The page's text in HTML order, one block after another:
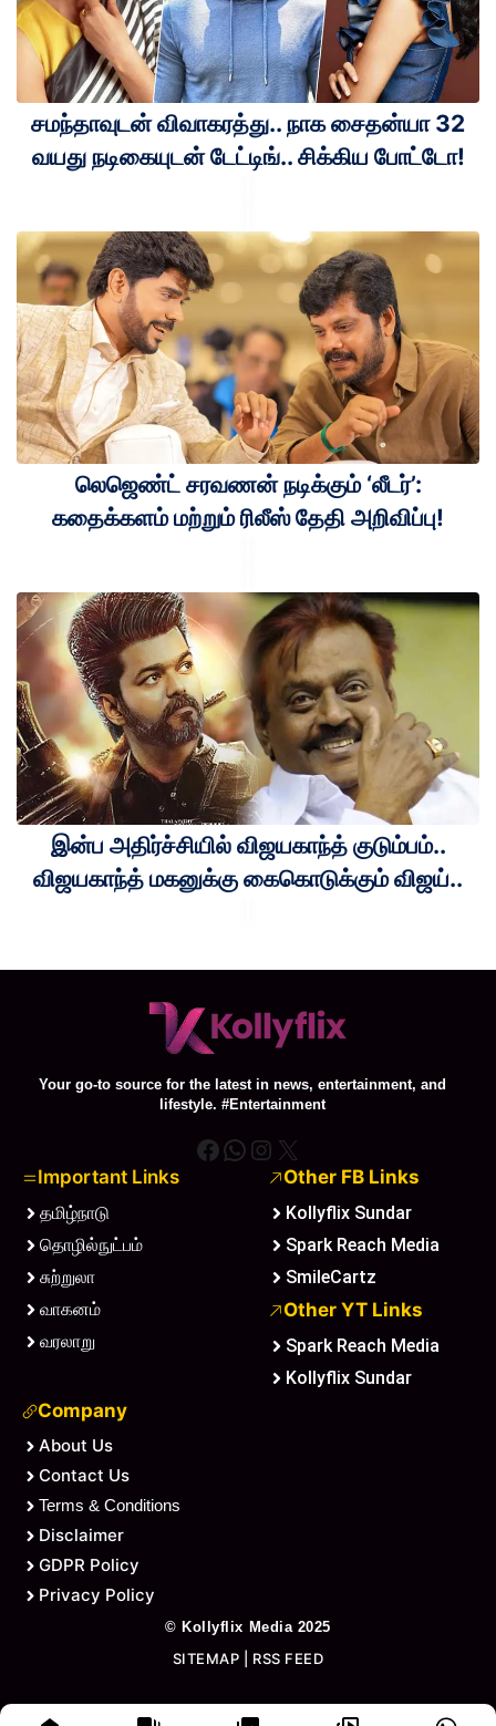
சமந்தாவுடன் விவாகரத்து.. நாக சைதன்யா 32
வயது நடிகையுடன் டேட்டிங்.. சிக்கிய போட்டோ!
லெஜெண்ட் சரவணன் நடிக்கும் ‘லீடர்’:
கதைக்களம் மற்றும் ரிலீஸ் தேதி அறிவிப்பு!
இன்ப அதிர்ச்சியில் விஜயகாந்த் குடும்பம்..
விஜயகாந்த் மகனுக்கு கைகொடுக்கும் விஜய்..
Your go-to source for the latest in news, entertainment, and
lifestyle. #Entertainment
Facebook
WhatsApp
Instagram
X
Important Links
தமிழ்நாடு
தொழில்நுட்பம்
சுற்றுலா
வாகனம்
வரலாறு
Other FB Links
Kollyflix Sundar
Spark Reach Media
SmileCartz
Other YT Links
Spark Reach Media
Kollyflix Sundar
Company
About Us
Contact Us
Terms & Conditions
Disclaimer
GDPR Policy
Privacy Policy
© Kollyflix Media2025
SITEMAP RSS FEED